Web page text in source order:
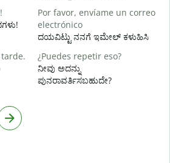
Por favor, envíame un correo
electrónico
ದಯವಿಟ್ಟು ನನಗೆ ಇಮೇಲ್ ಕಳುಹಿಸಿ
¿Puedes repetir eso?
ನೀವು ಅದನ್ನು
ಪುನರಾವರ್ತಿಸಬಹುದೇ?